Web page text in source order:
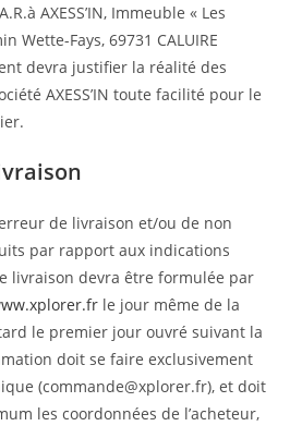
AXESS’IN, Immeuble « Les
Wette-Fays, 69731 CALUIRE
devra justifier la réalité des
AXESS’IN toute facilité pour le
de livraison et/ou de non
par rapport aux indications
livraison devra être formulée par
le jour même de la
le premier jour ouvré suivant la
doit se faire exclusivement
(commande@xplorer.fr), et doit
les coordonnées de l’acheteur,